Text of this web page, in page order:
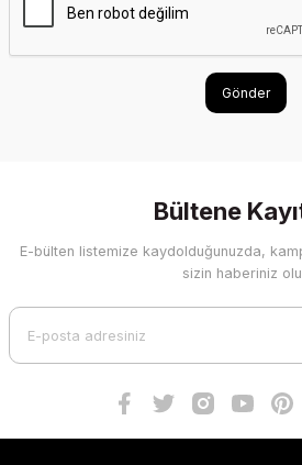
Gönder
Bültene
E-bülten listemize kaydolduğunuzda,
sizin haberiniz